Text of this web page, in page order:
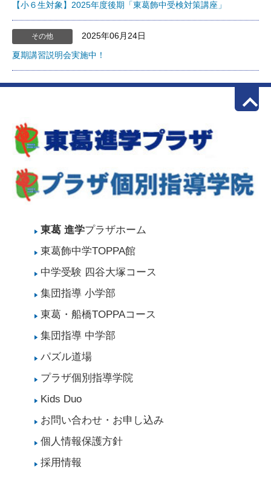
【小６生対象】2025年度後期「東葛飾中受検対策講座」
その他 2025年06月24日
夏期講習説明会実施中！
keyboard_arrow_up
東葛 進学プラザホーム
東葛飾中学TOPPA館
中学受験 四谷大塚コース
集団指導 小学部
東葛・船橋TOPPAコース
集団指導 中学部
パズル道場
プラザ個別指導学院
Kids Duo
お問い合わせ・お申し込み
個人情報保護方針
採用情報